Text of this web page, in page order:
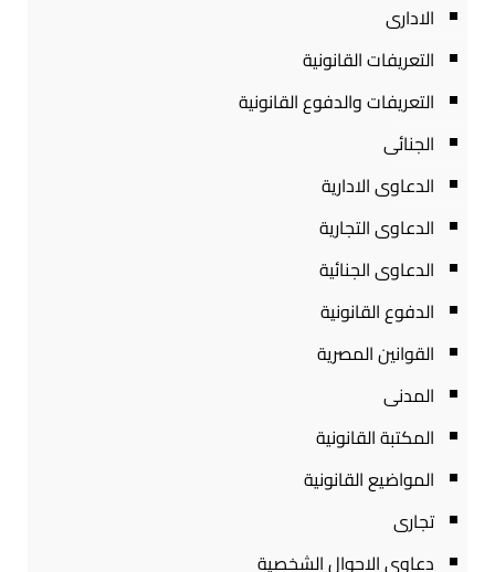
الادارى
التعريفات القانونية
التعريفات والدفوع القانونية
الجنائى
الدعاوى الادارية
الدعاوى التجارية
الدعاوى الجنائية
الدفوع القانونية
القوانين المصرية
المدنى
المكتبة القانونية
المواضيع القانونية
تجارى
دعاوى الاحوال الشخصية